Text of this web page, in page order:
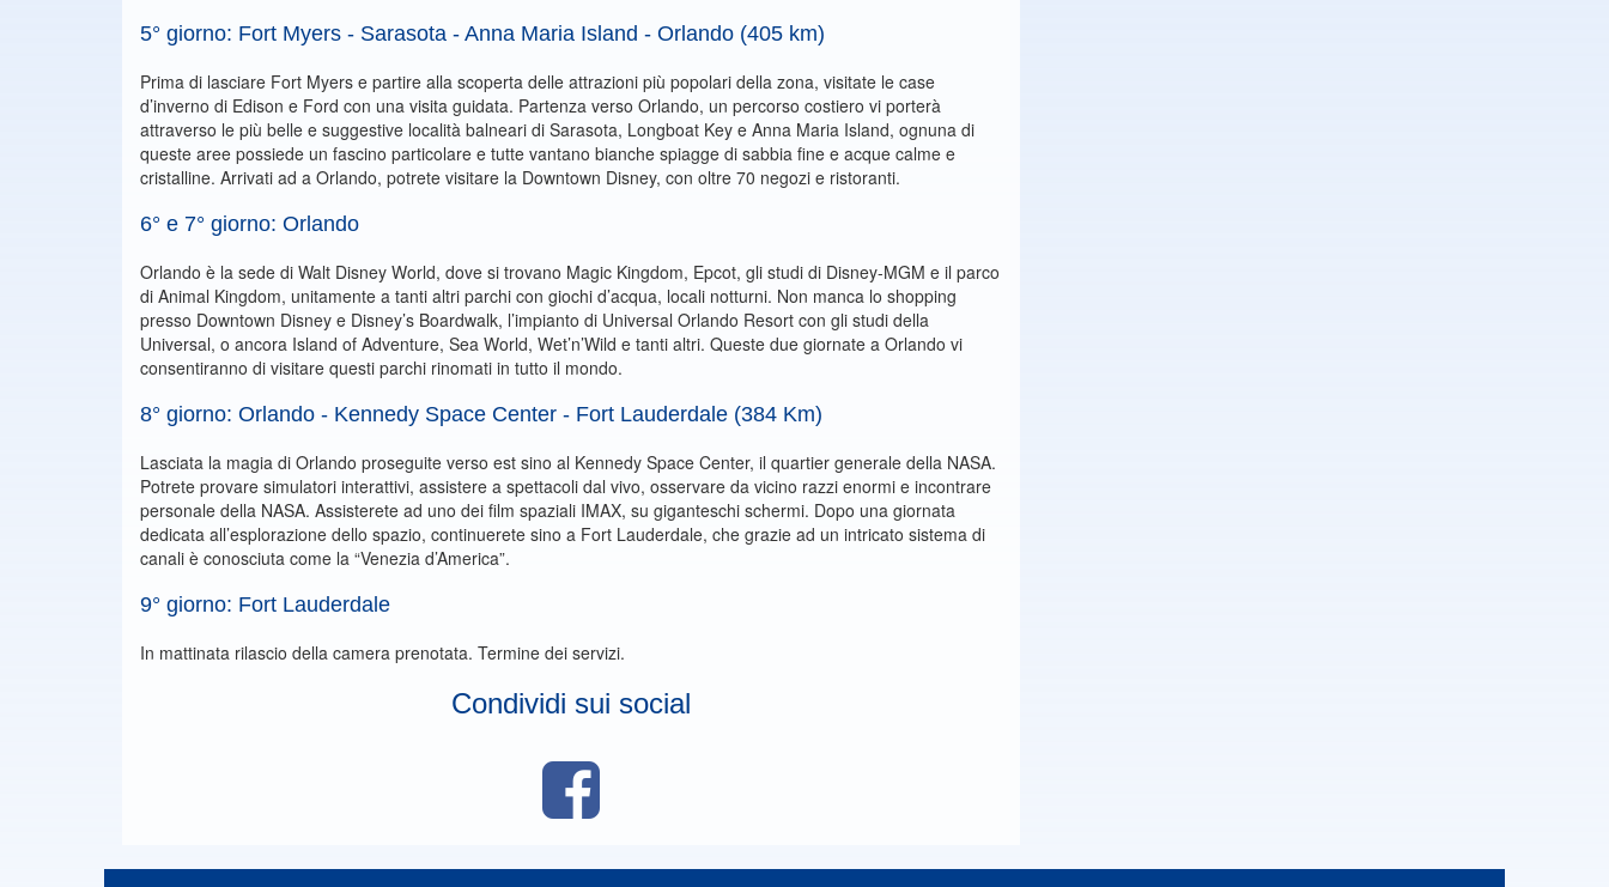
5° giorno: Fort Myers - Sarasota - Anna Maria Island - Orlando (405 km)
Prima di lasciare Fort Myers e partire alla scoperta delle attrazioni più popolari della zona, visitate le case
d’inverno di Edison e Ford con una visita guidata. Partenza verso Orlando, un percorso costiero vi porterà
attraverso le più belle e suggestive località balneari di Sarasota, Longboat Key e Anna Maria Island, ognuna di
queste aree possiede un fascino particolare e tutte vantano bianche spiagge di sabbia fine e acque calme e
cristalline. Arrivati ad a Orlando, potrete visitare la Downtown Disney, con oltre 70 negozi e ristoranti.
6° e 7° giorno: Orlando
Orlando è la sede di Walt Disney World, dove si trovano Magic Kingdom, Epcot, gli studi di Disney-MGM e il parco
di Animal Kingdom, unitamente a tanti altri parchi con giochi d’acqua, locali notturni. Non manca lo shopping
presso Downtown Disney e Disney’s Boardwalk, l’impianto di Universal Orlando Resort con gli studi della
Universal, o ancora Island of Adventure, Sea World, Wet’n’Wild e tanti altri. Queste due giornate a Orlando vi
consentiranno di visitare questi parchi rinomati in tutto il mondo.
8° giorno: Orlando - Kennedy Space Center - Fort Lauderdale (384 Km)
Lasciata la magia di Orlando proseguite verso est sino al Kennedy Space Center, il quartier generale della NASA.
Potrete provare simulatori interattivi, assistere a spettacoli dal vivo, osservare da vicino razzi enormi e incontrare
personale della NASA. Assisterete ad uno dei film spaziali IMAX, su giganteschi schermi. Dopo una giornata
dedicata all’esplorazione dello spazio, continuerete sino a Fort Lauderdale, che grazie ad un intricato sistema di
canali è conosciuta come la “Venezia d’America”.
9° giorno: Fort Lauderdale
In mattinata rilascio della camera prenotata. Termine dei servizi.
Condividi sui social